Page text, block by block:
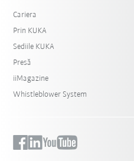
Cariera
Prin KUKA
Sediile KUKA
Presă
iiMagazine
Whistleblower System